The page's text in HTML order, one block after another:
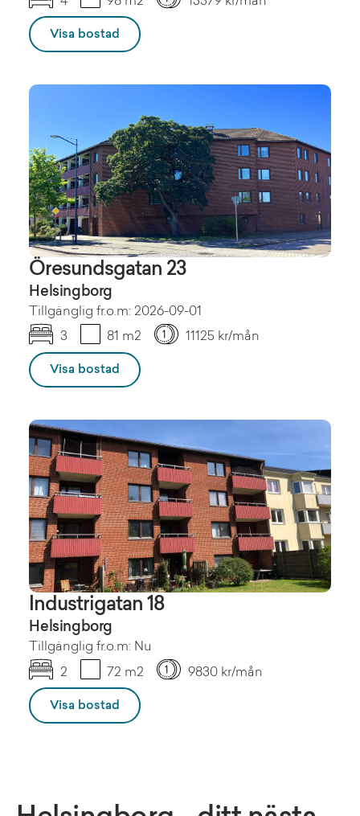
Visa bostad
Öresundsgatan 23
Helsingborg
Tillgänglig fr.o.m: 2026-09-01
3
81 m2 11125 kr/mån
Visa bostad
Industrigatan 18
Helsingborg
Tillgänglig fr.o.m: Nu
2
72 m2 9830 kr/mån
Visa bostad